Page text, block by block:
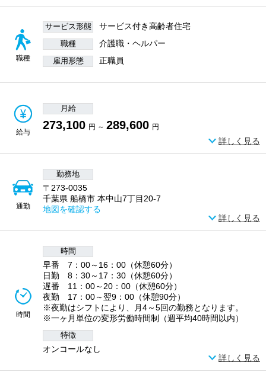
職種
サービス形態 サービス付き高齢者住宅
職種 介護職・ヘルパー
雇用形態 正職員
給与
月給
273,100 円 ～ 289,600 円
詳しく見る
通勤
勤務地
〒273-0035
千葉県 船橋市 本中山7丁目20-7
地図を確認する
詳しく見る
時間
時間
早番 7：00～16：00（休憩60分）
日勤 8：30～17：30（休憩60分）
遅番 11：00～20：00（休憩60分）
夜勤 17：00～翌9：00（休憩90分）
※夜勤はシフトにより、月4～5回の勤務となります。
※一ヶ月単位の変形労働時間制（週平均40時間以内）
特徴
オンコールなし
詳しく見る